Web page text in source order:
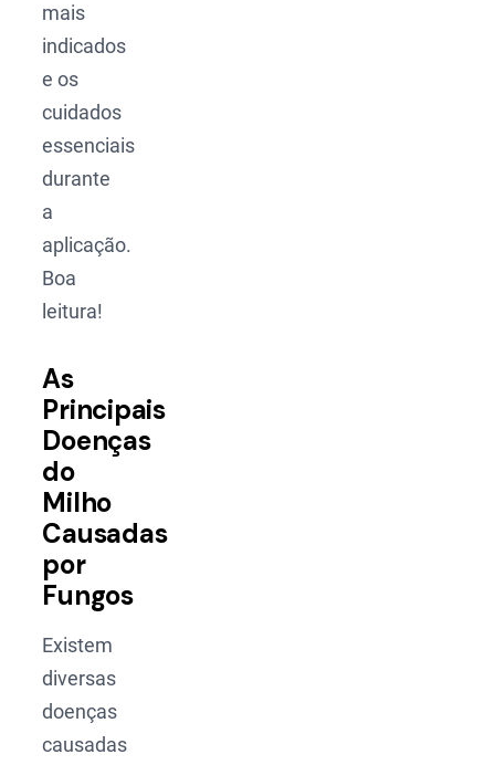
mais
indicados
e os
cuidados
essenciais
durante
a
aplicação.
Boa
leitura!
As
Principais
Doenças
do
Milho
Causadas
por
Fungos
Existem
diversas
doenças
causadas